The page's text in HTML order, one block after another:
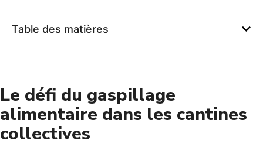
Table des matières
Le défi du gaspillage
alimentaire dans les cantines
collectives